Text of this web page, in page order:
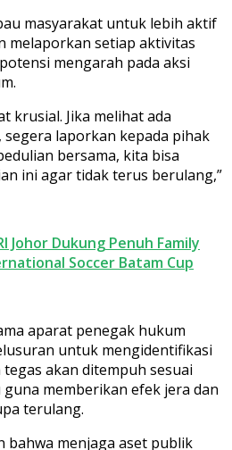
masyarakat untuk lebih aktif
melaporkan setiap aktivitas
mengarah pada aksi
krusial. Jika melihat ada
laporkan kepada pihak
bersama, kita bisa
ini agar tidak terus berulang,”
Johor Dukung Penuh Family
Soccer Batam Cup
aparat penegak hukum
untuk mengidentifikasi
akan ditempuh sesuai
memberikan efek jera dan
terulang.
bahwa menjaga aset publik